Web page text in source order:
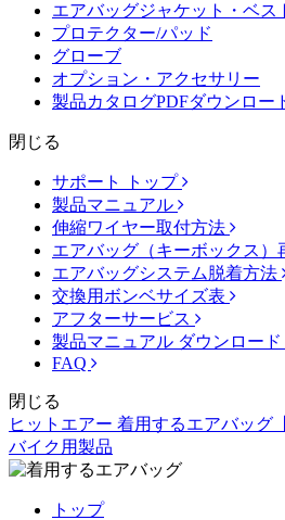
エアバッグジャケット・ベス
プロテクター/パッド
グローブ
オプション・アクセサリー
製品カタログPDFダウンロー
閉じる
サポート トップ
製品マニュアル
伸縮ワイヤー取付方法
エアバッグ（キーボックス）
エアバッグシステム脱着方法
交換用ボンベサイズ表
アフターサービス
製品マニュアル ダウンロード
FAQ
閉じる
ヒットエアー 着用するエアバッグ
バイク用製品
トップ